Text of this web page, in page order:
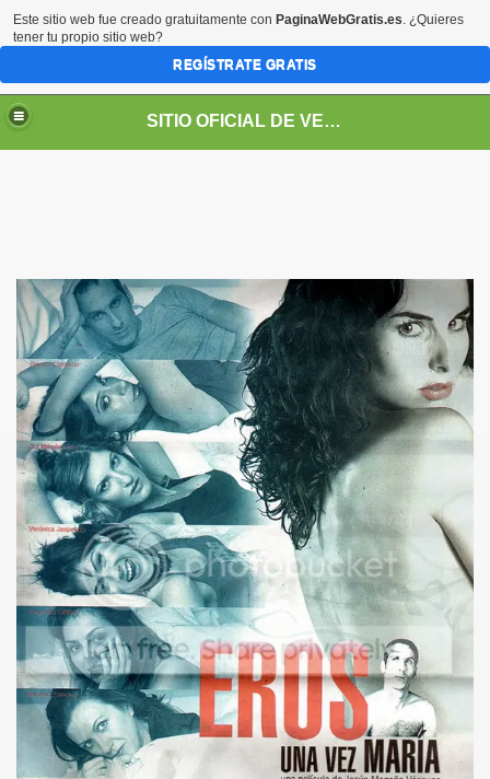
SITIO OFICIAL DE VERONICA JASPEADO
Este sitio web fue creado gratuitamente con PaginaWebGratis.es. ¿Quieres
tener tu propio sitio web?
REGÍSTRATE GRATIS